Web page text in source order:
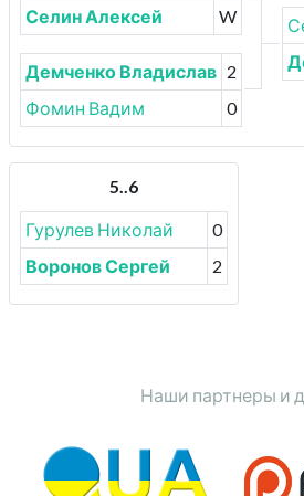
Селин Алексей
W
Демченко Владислав 2
Фомин Вадим
0
5..6
Гурулев Николай
0
Воронов Сергей
2
Наши партнеры и